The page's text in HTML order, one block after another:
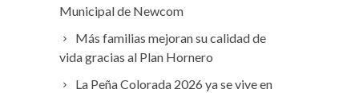
Municipal de Newcom
Más familias mejoran su calidad de
vida gracias al Plan Hornero
La Peña Colorada 2026 ya se vive en